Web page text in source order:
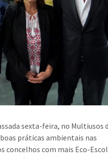
sexta-feira, no Multiusos
práticas ambientais nas
concelhos com mais Eco-